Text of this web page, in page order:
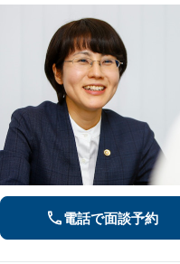
電話で面談予約